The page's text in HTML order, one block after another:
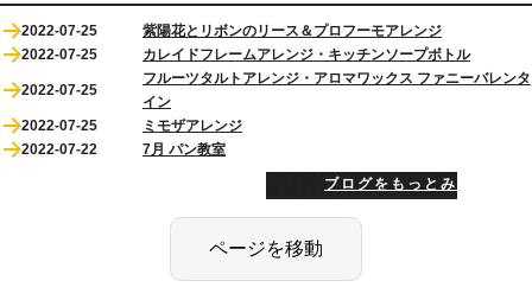
2022-07-25
紫陽花とリボンのリース＆プロフーモアレンジ
2022-07-25
カレイドフレームアレンジ・キッチンソープボトル
2022-07-25
フルーツタルトアレンジ・アロマワックス ファニーバレンタ
イン
2022-07-25
ミモザアレンジ
2022-07-22
7月 パン教室
ブログをもっとみる